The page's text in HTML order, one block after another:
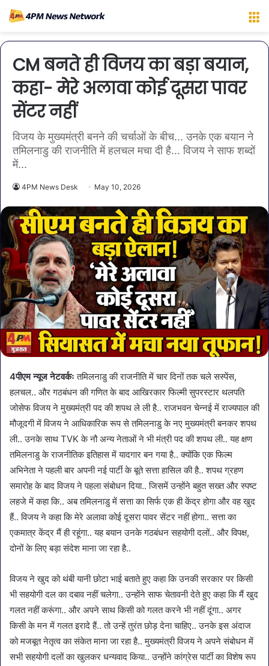
CM बनते ही विजय का बड़ा बयान,
कहा- मेरे अलावा कोई दूसरा पावर
सेंटर नहीं
विजय के मुख्यमंत्री बनने की चर्चाओं के बीच... उनके एक बयान ने
तमिलनाडु की राजनीति में हलचल मचा दी है... विजय ने साफ शब्दों
में...
4PM News Desk May 10, 2026
4पीएम न्यूज नेटवर्कः तमिलनाडु की राजनीति में चार दिनों तक चले सस्पेंस,
हलचल.. और गठबंधन की गणित के बाद आखिरकार फिल्मी सुपरस्टार थलपति
जोसेफ विजय ने मुख्यमंत्री पद की शपथ ले ली है.. राजभवन चेन्नई में राज्यपाल की
मौजूदगी में विजय ने आधिकारिक रूप से तमिलनाडु के नए मुख्यमंत्री बनकर शपथ
ली.. उनके साथ TVK के नौ अन्य नेताओं ने भी मंत्री पद की शपथ ली.. यह क्षण
तमिलनाडु के राजनीतिक इतिहास में यादगार बन गया है.. क्योंकि एक फिल्म
अभिनेता ने पहली बार अपनी नई पार्टी के बूते सत्ता हासिल की है.. शपथ ग्रहण
समारोह के बाद विजय ने पहला संबोधन दिया.. जिसमें उन्होंने बहुत सख्त और स्पष्ट
लहजे में कहा कि.. अब तमिलनाडु में सत्ता का सिर्फ एक ही केंद्र होगा और वह खुद
हैं.. विजय ने कहा कि मेरे अलावा कोई दूसरा पावर सेंटर नहीं होगा.. सत्ता का
एकमात्र केंद्र मैं ही रहूंगा.. यह बयान उनके गठबंधन सहयोगी दलों.. और विपक्ष,
दोनों के लिए बड़ा संदेश माना जा रहा है..
विजय ने खुद को थंबी यानी छोटा भाई बताते हुए कहा कि उनकी सरकार पर किसी
भी सहयोगी दल का दबाव नहीं चलेगा.. उन्होंने साफ चेतावनी देते हुए कहा कि मैं खुद
गलत नहीं करूंगा.. और अपने साथ किसी को गलत करने भी नहीं दूंगा.. अगर
किसी के मन में गलत इरादे हैं.. तो उन्हें तुरंत छोड़ देना चाहिए.. उनके इस अंदाज
को मजबूत नेतृत्व का संकेत माना जा रहा है.. मुख्यमंत्री विजय ने अपने संबोधन में
सभी सहयोगी दलों का खुलकर धन्यवाद किया.. उन्होंने कांग्रेस पार्टी का विशेष रूप